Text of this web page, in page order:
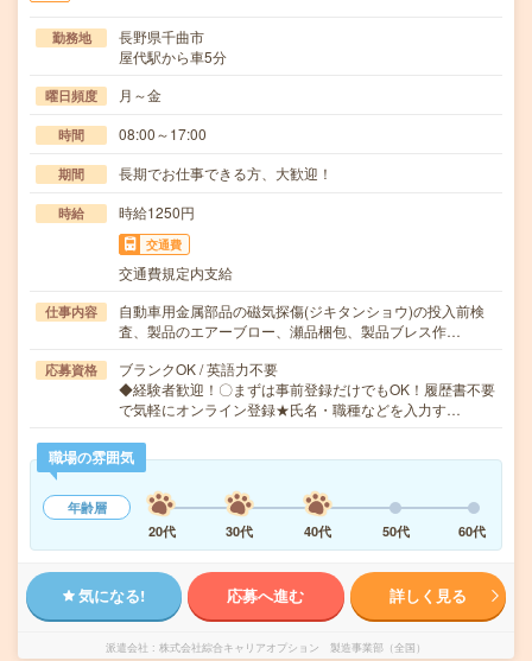
勤務地
長野県千曲市
屋代駅から車5分
曜日頻度 月～金
時間 08:00～17:00
期間 長期でお仕事できる方、大歓迎！
時給 時給1250円
交通費
交通費規定内支給
仕事内容
自動車用金属部品の磁気探傷(ジキタンショウ)の投入前検
査、製品のエアーブロー、瀬品梱包、製品ブレス作…
応募資格
ブランクOK / 英語力不要
◆経験者歓迎！〇まずは事前登録だけでもOK！履歴書不要
で気軽にオンライン登録★氏名・職種などを入力す…
職場の雰囲気
年齢層
20代
30代 40代 50代 60代
気になる! 応募へ進む 詳しく見る
派遣会社 株式会社綜合キャリアオプション 製造事業部（全国）